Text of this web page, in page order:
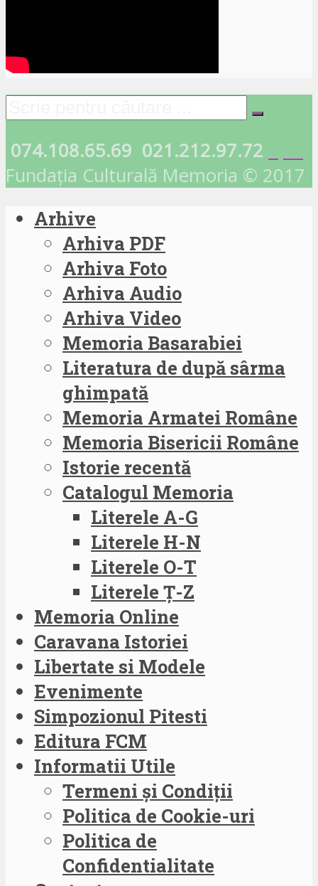
074.108.65.69 021.212.97.72
Fundația Culturală Memoria © 2017
Arhive
Arhiva PDF
Arhiva Foto
Arhiva Audio
Arhiva Video
Memoria Basarabiei
Literatura de după sârma
ghimpată
Memoria Armatei Române
Memoria Bisericii Române
Istorie recentă
Catalogul Memoria
Literele A-G
Literele H-N
Literele O-T
Literele Ț-Z
Memoria Online
Caravana Istoriei
Libertate si Modele
Evenimente
Simpozionul Pitesti
Editura FCM
Informatii Utile
Termeni și Condiții
Politica de Cookie-uri
Politica de
Confidentialitate